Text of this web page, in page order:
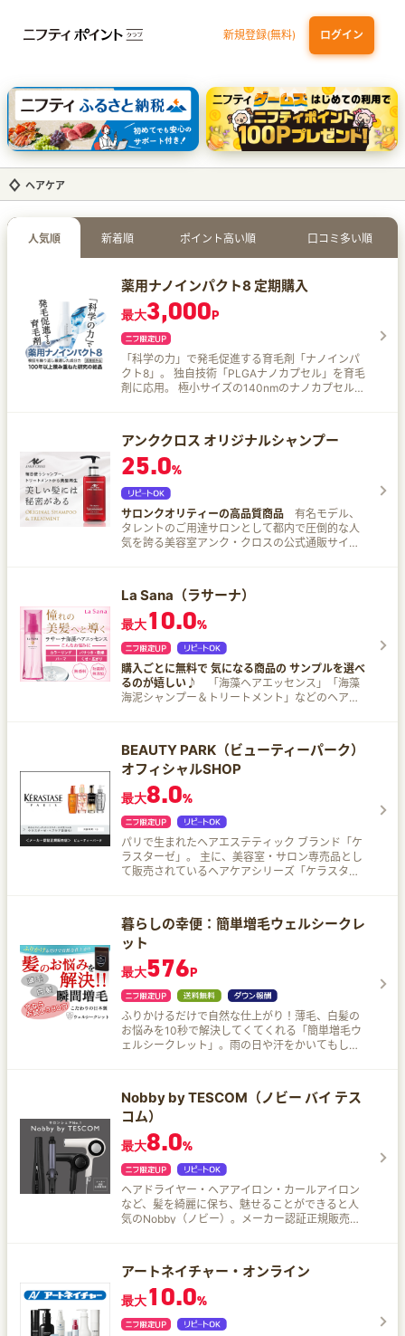
新規登録(無料) ログイン
エポスカード【最短1週間程度付与】
【親権者さまの代理申込専用】三井住友銀行Oliveお子さま用口座
三井住友カード（NL）
ヘアケア
人気順 新着順 ポイント高い順 口コミ多い順
薬用ナノインパクト8 定期購入
最大3,000P
「科学の力」で発毛促進する育毛剤「ナノインパ
クト8」。 独自技術「PLGAナノカプセル」を育毛
剤に応用。 極小サイズの140nmのナノカプセル
アンククロス オリジナルシャンプー
25.0%
サロンクオリティーの高品質商品 有名モデル、
タレントのご用達サロンとして都内で圧倒的な人
気を誇る美容室アンク・クロスの公式通販サイト
品が全国で購入できる！本物のサロンクオリティ
ーをご自宅に！
La Sana（ラサーナ）
最大10.0%
購入ごとに無料で 気になる商品の サンプルを選べ
るのが嬉しい♪
「海藻ヘアエッセンス」「海藻
海泥シャンプー＆トリートメント」などのヘアケ
BEAUTY PARK（ビューティーパーク）
オフィシャルSHOP
最大8.0%
パリで生まれたヘアエステティック ブランド「ケ
ラスターゼ」。 主に、美容室・サロン専売品とし
て販売されているヘアケアシリーズ「ケラスター
アケアです。
暮らしの幸便：簡単増毛ウェルシークレ
ット
最大576P
ふりかけるだけで自然な仕上がり！薄毛、白髪の
お悩みを10秒で解決してくてくれる「簡単増毛ウ
ェルシークレット」。雨の日や汗をかいてもしっ
Nobby by TESCOM（ノビー バイ テス
コム）
最大8.0%
ヘアドライヤー・ヘアアイロン・カールアイロン
など、髪を綺麗に保ち、魅せることができると人
気のNobby（ノビー）。メーカー認証正規販売店
アートネイチャー・オンライン
最大10.0%